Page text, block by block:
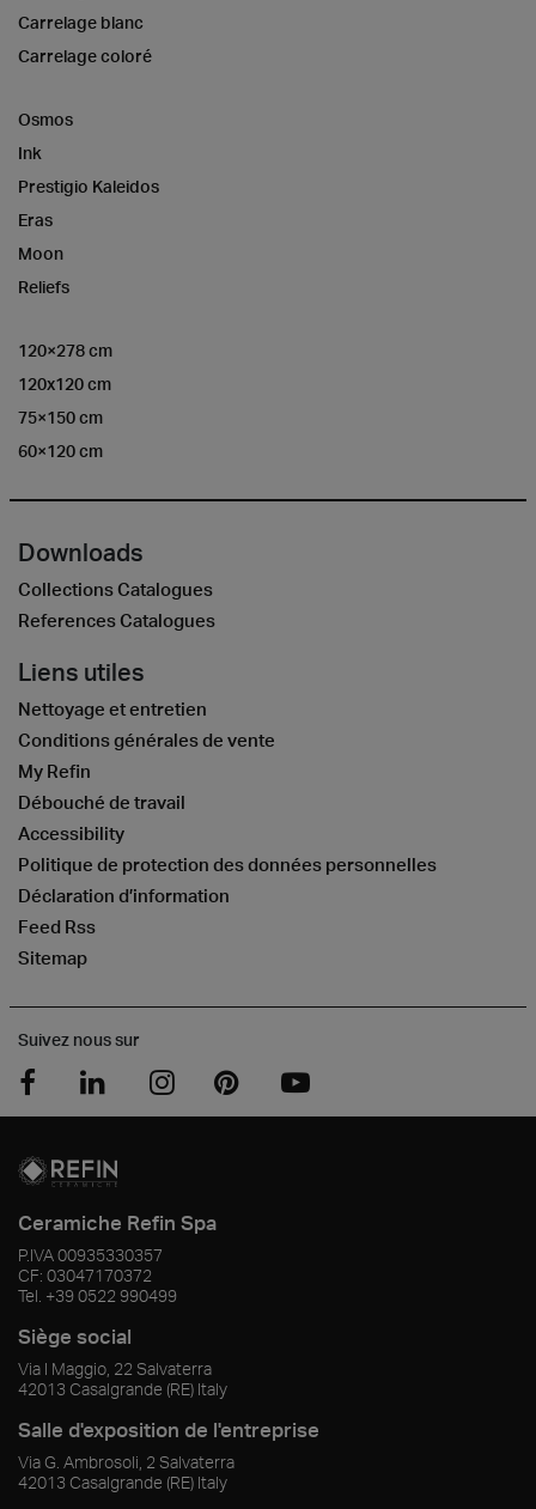
Carrelage blanc
Carrelage coloré
Osmos
Ink
Prestigio Kaleidos
Eras
Moon
Reliefs
120×278 cm
120x120 cm
75×150 cm
60×120 cm
Downloads
Collections Catalogues
References Catalogues
Liens utiles
Nettoyage et entretien
Conditions générales de vente
My Refin
Débouché de travail
Accessibility
Politique de protection des données personnelles
Déclaration d’information
Feed Rss
Sitemap
Suivez nous sur
Ceramiche Refin Spa
P.IVA00935330357
CF: 03047170372
Tel. +39 0522 990499
Siège social
Via I Maggio, 22 Salvaterra
42013 Casalgrande (RE) Italy
Salle d'exposition de l'entreprise
Via G. Ambrosoli, 2 Salvaterra
42013 Casalgrande (RE) Italy